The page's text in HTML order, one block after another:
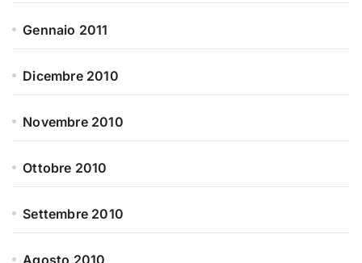
Gennaio 2011
Dicembre 2010
Novembre 2010
Ottobre 2010
Settembre 2010